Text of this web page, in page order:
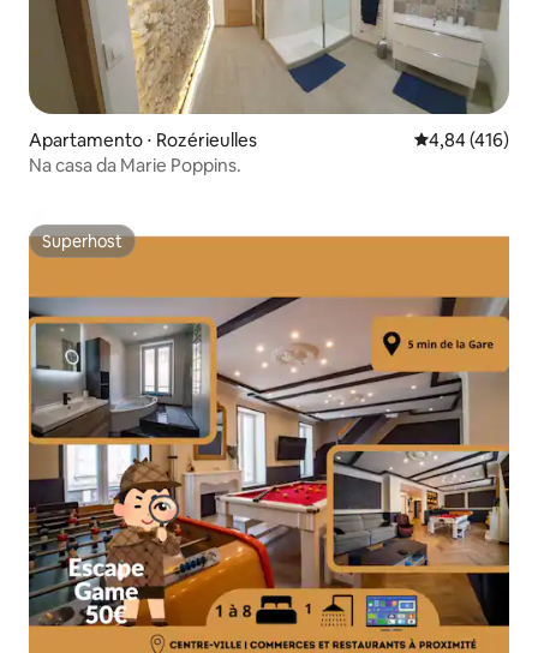
Apartamento ⋅ Rozérieulles 4,84 de uma
4,84 (416)
Na casa da Marie Poppins.
Superhost
Superhost